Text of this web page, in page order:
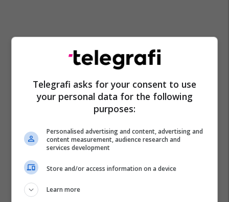
Telegrafi asks for your consent to use
your personal data for the following
purposes:
Personalised advertising and content, advertising and
content measurement, audience research and
services development
Store and/or access information on a device
Learn more